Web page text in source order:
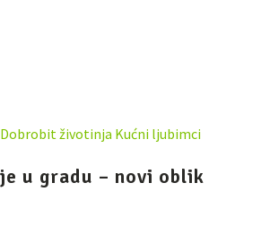
Dobrobit životinja Kućni ljubimci
u gradu – novi oblik